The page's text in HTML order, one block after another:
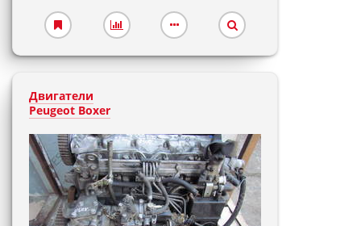
Двигатели
Peugeot Boxer